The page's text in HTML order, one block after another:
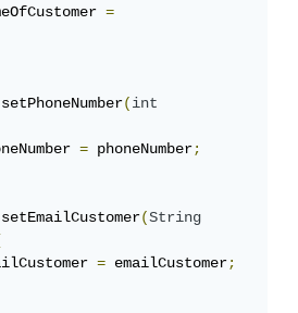
=
setPhoneNumber(int
= phoneNumber;
setEmailCustomer(String
= emailCustomer;